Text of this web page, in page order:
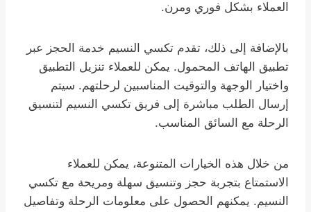
العملاء بشكل فوري ومرن.
بالإضافة إلى ذلك، تقدم تكسي النسيم خدمة الحجز عبر
تطبيق الهاتف المحمول. يمكن للعملاء تنزيل التطبيق
واختيار الوجهة والتوقيت المناسبين لرحلتهم. سيتم
إرسال الطلب مباشرة إلى فريق تكسي النسيم لتنسيق
الرحلة مع السائق المناسب.
من خلال هذه الخيارات المتنوعة، يمكن للعملاء
الاستمتاع بتجربة حجز وتنسيق سهلة ومريحة مع تكسي
النسيم. يمكنهم الحصول على معلومات الرحلة وتفاصيل